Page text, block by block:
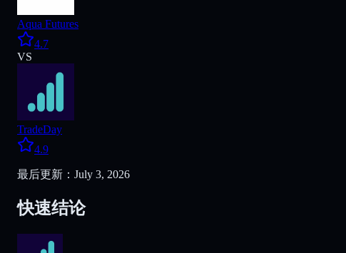
Aqua Futures
4.7
VS
TradeDay
4.9
最后更新：July 3, 2026
快速结论